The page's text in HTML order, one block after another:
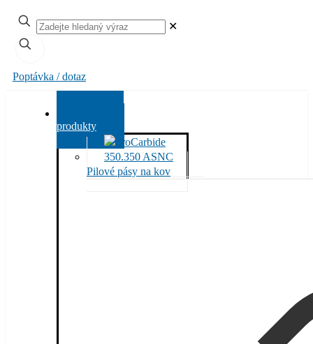
✕
Poptávka / dotaz
produkty
Pilové pásy na kov